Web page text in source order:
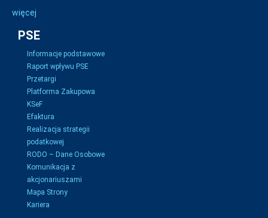
więcej
PSE
Informacje podstawowe
Raport wpływu PSE
Przetargi
Platforma Zakupowa
KSeF
Efaktura
Realizacja strategii
podatkowej
RODO – Dane Osobowe
Komunikacja z
akcjonariuszami
Mapa Strony
Kariera